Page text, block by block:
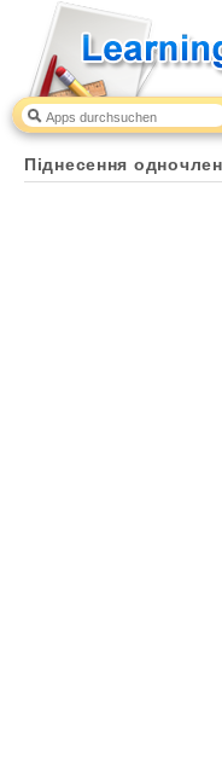
Піднесення
Піднесення одночленів до